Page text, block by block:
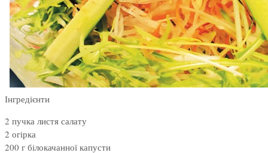
Інгредієнти
2 пучка листя салату
2 огірка
200 г білокачанної капусти